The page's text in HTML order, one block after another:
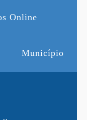
Online
Município